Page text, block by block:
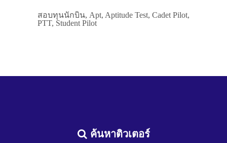
สอบทุนนักบิน, Apt, Aptitude Test, Cadet Pilot,
PTT, Student Pilot
ค้นหาติวเตอร์